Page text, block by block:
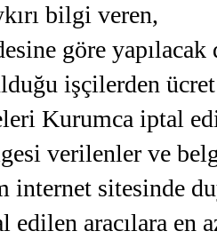
bilgi veren,
göre yapılacak
işçilerden
Kurumca iptal
verilenler ve
internet sitesinde
edilen aracılara en